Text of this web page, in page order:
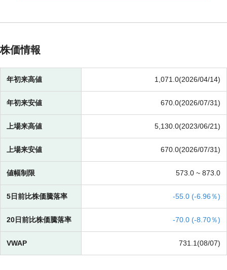
株価情報
年初来高値 1,071.0(2026/04/14)
年初来安値 670.0(2026/07/31)
上場来高値 5,130.0(2023/06/21)
上場来安値 670.0(2026/07/31)
値幅制限 573.0 ~ 873.0
5日前比株価騰落率 -55.0 (-6.96％)
20日前比株価騰落率 -70.0 (-8.70％)
VWAP 731.1(08/07)